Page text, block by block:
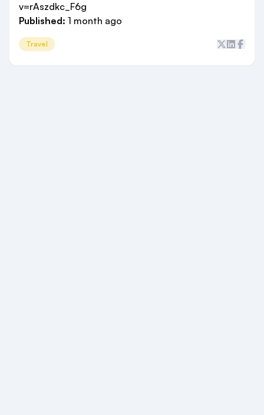
v=rAszdkc_F6g
Published: 1 month ago
Travel